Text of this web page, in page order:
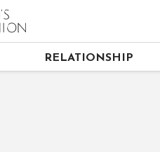
RELATIONSHIP